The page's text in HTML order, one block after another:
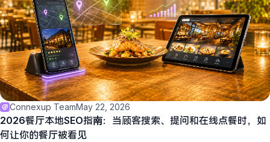
Connexup TeamMay 22, 2026
2026餐厅本地SEO指南：当顾客搜索、提问和在线点餐时，如
何让你的餐厅被看见